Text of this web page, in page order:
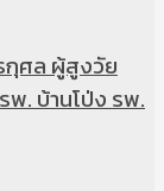
กุศล ผู้สูงวัย
พ. บ้านโป่ง รพ.